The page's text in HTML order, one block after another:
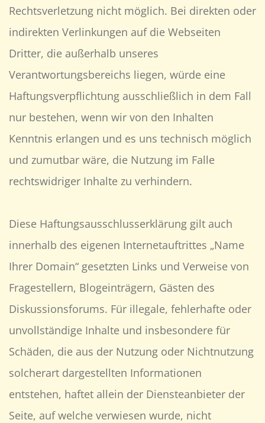
Rechtsverletzung nicht möglich. Bei direkten oder
indirekten Verlinkungen auf die Webseiten
Dritter, die außerhalb unseres
Verantwortungsbereichs liegen, würde eine
Haftungsverpflichtung ausschließlich in dem Fall
nur bestehen, wenn wir von den Inhalten
Kenntnis erlangen und es uns technisch möglich
und zumutbar wäre, die Nutzung im Falle
rechtswidriger Inhalte zu verhindern.
Diese Haftungsausschlusserklärung gilt auch
innerhalb des eigenen Internetauftrittes „Name
Ihrer Domain“ gesetzten Links und Verweise von
Fragestellern, Blogeinträgern, Gästen des
Diskussionsforums. Für illegale, fehlerhafte oder
unvollständige Inhalte und insbesondere für
Schäden, die aus der Nutzung oder Nichtnutzung
solcherart dargestellten Informationen
entstehen, haftet allein der Diensteanbieter der
Seite, auf welche verwiesen wurde, nicht